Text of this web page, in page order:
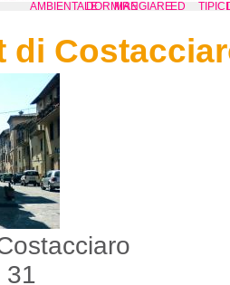
AMBIENTALEDORMIREMANGIAREED TIPICI
di
31